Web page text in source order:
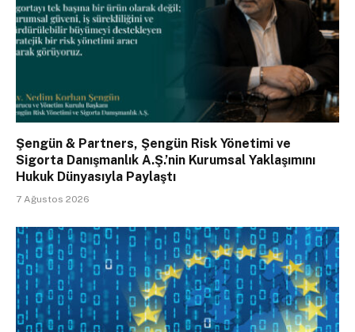
Şengün & Partners, Şengün Risk Yönetimi ve
Sigorta Danışmanlık A.Ş.’nin Kurumsal Yaklaşımını
Hukuk Dünyasıyla Paylaştı
7 Ağustos 2026